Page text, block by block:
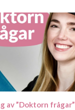
av ”Doktorn frågar”